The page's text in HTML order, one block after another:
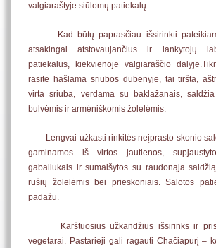
valgiaraštyje siūlomų patiekalų.
Kad būtų paprasčiau išsirinkti
atsakingai atstovaujančius ir lankytojų
patiekalus, kiekvienoje valgiaraščio
rasite hašlama sriubos dubenyje, tai tiršta,
virta sriuba, verdama su baklažanais,
bulvėmis ir armėniškomis žolelėmis.
Lengvai užkasti rinkitės neįprasto skonio
gaminamos iš virtos jautienos,
gabaliukais ir sumaišytos su raudonąja
rūšių žolelėmis bei prieskoniais. Salotos
padažu.
Karštuosius užkandžius išsirinks ir
vegetarai. Pastarieji gali ragauti Chačiapurį –